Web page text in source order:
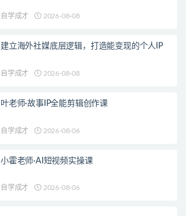
自学成才 2026-08-08
建立海外社媒底层逻辑，打造能变现的个人IP
自学成才 2026-08-08
叶老师·故事IP全能剪辑创作课
自学成才 2026-08-06
小霍老师·AI短视频实操课
自学成才 2026-08-06